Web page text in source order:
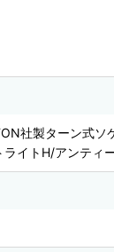
社製ターン式ソ
イトH/アンティ